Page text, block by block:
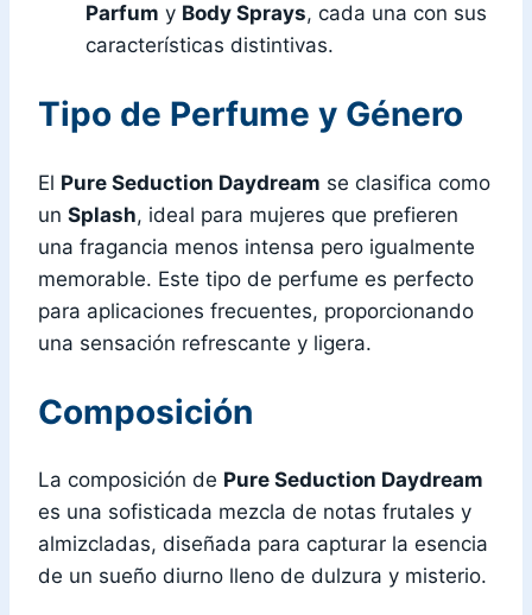
Parfum y Body Sprays, cada una con sus
características distintivas.
Tipo de Perfume y Género
El Pure Seduction Daydream se clasifica como
un Splash, ideal para mujeres que prefieren
una fragancia menos intensa pero igualmente
memorable. Este tipo de perfume es perfecto
para aplicaciones frecuentes, proporcionando
una sensación refrescante y ligera.
Composición
La composición de Pure Seduction Daydream
es una sofisticada mezcla de notas frutales y
almizcladas, diseñada para capturar la esencia
de un sueño diurno lleno de dulzura y misterio.